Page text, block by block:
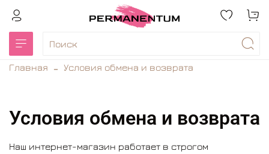
Главная Условия обмена и возврата
Условия обмена и возврата
Наш интернет-магазин работает в строгом